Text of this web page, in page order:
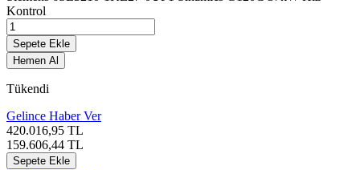
Kontrol
Sepete Ekle
Hemen Al
Tükendi
Gelince Haber Ver
420.016,95 TL
159.606,44 TL
Sepete Ekle